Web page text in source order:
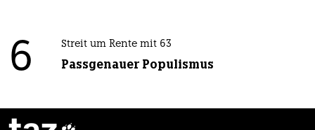
6 Streit um Rente mit 63
Passgenauer Populismus